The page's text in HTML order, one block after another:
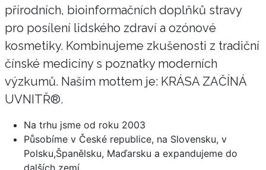
přírodních, bioinformačních doplňků stravy
pro posílení lidského zdraví a ozónové
kosmetiky. Kombinujeme zkušenosti z tradiční
čínské medicíny s poznatky moderních
výzkumů. Naším mottem je: KRÁSA ZAČÍNÁ
UVNITŘ®.
Na trhu jsme od roku 2003
Působíme v České republice, na Slovensku, v
Polsku,Španělsku, Maďarsku a expandujeme do
dalších zemí